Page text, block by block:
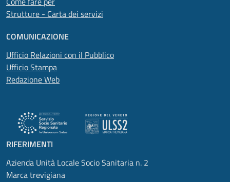
Strutture - Carta dei servizi
COMUNICAZIONE
Ufficio Relazioni con il Pubblico
Ufficio Stampa
Redazione Web
RIFERIMENTI
Azienda Unità Locale Socio Sanitaria n. 2
Marca trevigiana